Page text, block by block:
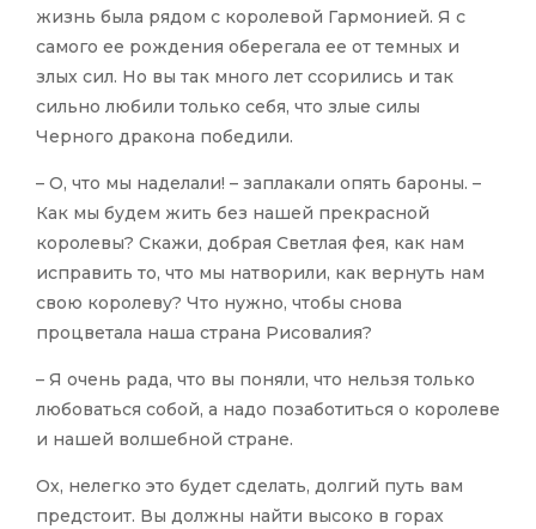
жизнь была рядом с королевой Гармонией. Я с
самого ее рождения оберегала ее от темных и
злых сил. Но вы так много лет ссорились и так
сильно любили только себя, что злые силы
Черного дракона победили.
– О, что мы наделали! – заплакали опять бароны. –
Как мы будем жить без нашей прекрасной
королевы? Скажи, добрая Светлая фея, как нам
исправить то, что мы натворили, как вернуть нам
свою королеву? Что нужно, чтобы снова
процветала наша страна Рисовалия?
– Я очень рада, что вы поняли, что нельзя только
любоваться собой, а надо позаботиться о королеве
и нашей волшебной стране.
Ох, нелегко это будет сделать, долгий путь вам
предстоит. Вы должны найти высоко в горах